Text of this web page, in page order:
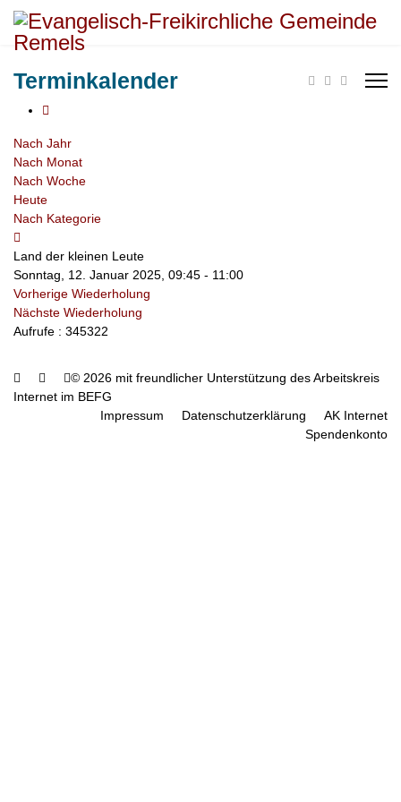
Terminkalender
Nach Jahr
Nach Monat
Nach Woche
Heute
Nach Kategorie
Land der kleinen Leute
Sonntag, 12. Januar 2025, 09:45 - 11:00
Vorherige Wiederholung
Nächste Wiederholung
Aufrufe : 345322
© 2026 mit freundlicher Unterstützung des Arbeitskreis
Internet im BEFG
Impressum
Datenschutzerklärung
AK Internet
Spendenkonto